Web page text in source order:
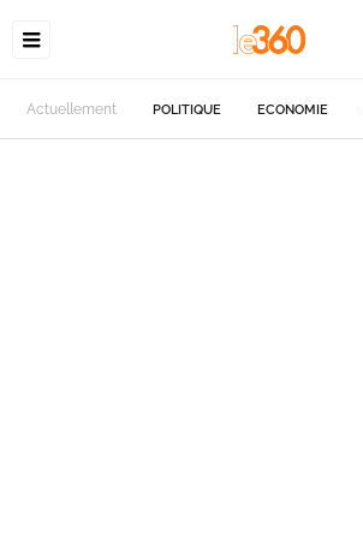
Actuellement POLITIQUE ECONOMIE